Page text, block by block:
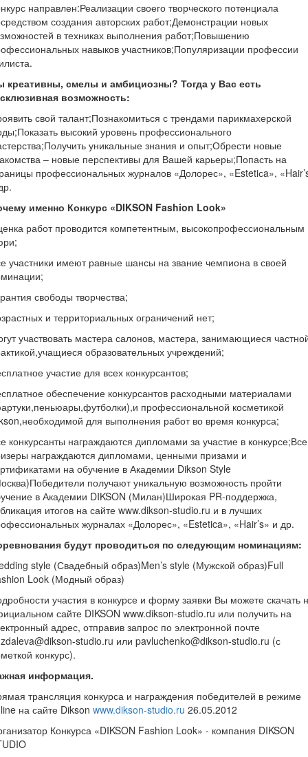
направлен:Реализации своего творческого потенциала
создания авторских работ;Демонстрации новых
в техниках выполнения работ;Повышению
навыков участников;Популяризации профессии
креативны, смелы и амбициозны? Тогда у Вас есть
возможность:
свой талант;Познакомиться с трендами парикмахерской
высокий уровень профессионального
уникальные знания и опыт;Обрести новые
– новые перспективы для Вашей карьеры;Попасть на
профессиональных журналов «Долорес», «Estetiсa»,
именно Конкурс «DIKSON Fashion Look»
работ проводится компетентным, высокопрофессиональным
участники имеют равные шансы на звание чемпиона в своей
свободы творчества;
и территориальных ограничений нет;
участвовать мастера салонов, мастера, занимающиеся
образовательных учреждений;
участие для всех конкурсантов;
обеспечение конкурсантов расходными материалами
профессиональной косметикой
для выполнения работ во время конкурса;
конкурсанты награждаются дипломами за участие в конкурсе;Все
награждаются дипломами, ценными призами и
на обучение в Академии Dikson Style
получают уникальную возможность пройти
в Академии DIKSON (Милан)Широкая PR-поддержка,
итогов на сайте www.dikson-studio.ru и в лучших
журналах «Долорес», «Estetica», «Hair’s» и др.
будут проводиться по следующим номинациям:
style (Свадебный образ)Men’s style (Мужской образ)Full
Look (Модный образ)
участия в конкурсе и форму заявки Вы можете скачать
сайте DIKSON www.dikson-studio.ru или получить на
адрес, отправив запрос по электронной почте
studio.ru или pavluchenko@dikson-studio.ru (с
конкурс).
информация.
трансляция конкурса и награждения победителей в режиме
на сайте Dikson www.dikson-studio.ru 26.05.2012
Конкурса «DIKSON Fashion Look» - компания DIKSON